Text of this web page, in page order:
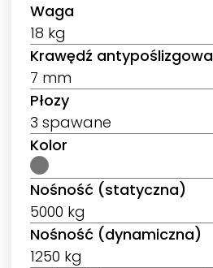
Waga
18 kg
Krawędź antypoślizgowa
7 mm
Płozy
3 spawane
Kolor
Nośność (statyczna)
5000 kg
Nośność (dynamiczna)
1250 kg